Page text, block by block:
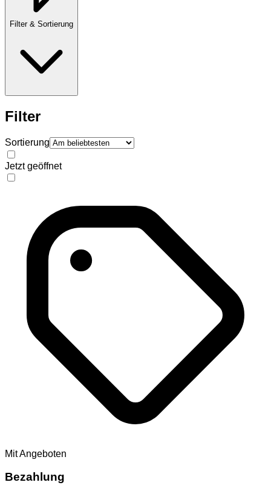
Filter & Sortierung
Filter
Sortierung
Jetzt geöffnet
Mit Angeboten
Bezahlung